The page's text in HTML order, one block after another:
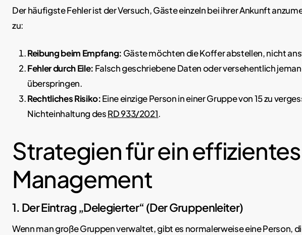
Der häufigste Fehler ist der Versuch, Gäste einzeln bei ihrer Ankunft
zu:
Reibung beim Empfang: Gäste möchten die Koffer abstellen, nicht
Fehler durch Eile: Falsch geschriebene Daten oder versehentlich
überspringen.
Rechtliches Risiko:Eine einzige Person in einer Gruppe von 15 zu
Nichteinhaltung desRD 933/2021.
Strategien für ein
Management
1. Der Eintrag „Delegierter“ (Der Gruppenleiter)
Wenn man große Gruppen verwaltet, gibt es normalerweise eine Person,